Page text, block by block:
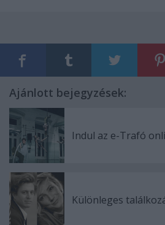
Ajánlott bejegyzések:
Indul az e-Trafó
Különleges